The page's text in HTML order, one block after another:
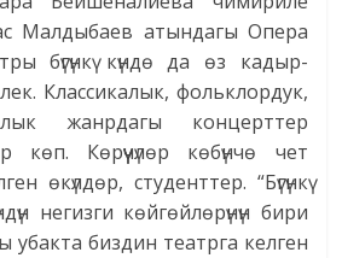
Малдыбаев атындагы Опера
бүгүнкү күндө да өз кадыр-
Классикалык, фольклордук,
жанрдагы концерттер
көп. Көрүүчүлөр көбүнчө чет
өкүлдөр, студенттер. “Бүгүнкү
негизги көйгөйлөрүнүн бири
убакта биздин театрга келген